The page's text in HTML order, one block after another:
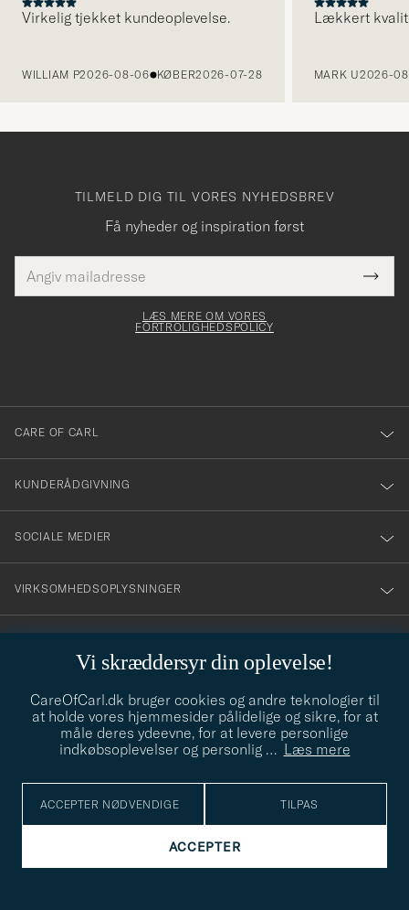
Virkelig tjekket kundeoplevelse.
WILLIAM P2026-08-06 KØBER2026-07-28
Lækkert
MARK U2026-
Vi skræddersyr din oplevelse!
CareOfCarl.dk bruger cookies og andre teknologier til
at holde vores hjemmesider pålidelige og sikre, for at
måle deres ydeevne, for at levere personlige
indkøbsoplevelser og personlig … Læs mere
ACCEPTER NØDVENDIGE TILPAS
ACCEPTER
TILMELD DIG TIL VORES NYHEDSBREV
Få nyheder og inspiration først
mailadresse
skal
Tack
för
dig
till
vårt
nyhetsbrev!
LÆS MERE OM VORES
FORTROLIGHEDSPOLICY
CARE OF CARL
KUNDERÅDGIVNING
SOCIALE MEDIER
VIRKSOMHEDSOPLYSNINGER
info@careofcarl.dk
Behøver du hjælp til at finde din stil? Lad os hjælpe dig, vi hjælper
gerne til!
STILRÅD